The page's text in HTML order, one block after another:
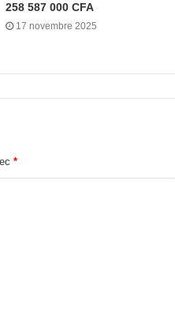
258 587 000 CFA
17 novembre 2025
*